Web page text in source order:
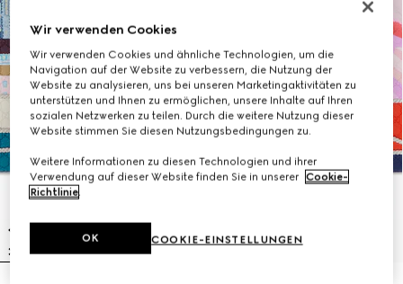
Wir verwenden Cookies
Wir verwenden Cookies und ähnliche Technologien, um die
Navigation auf der Website zu verbessern, die Nutzung der
Website zu analysieren, uns bei unseren Marketingaktivitäten zu
unterstützen und Ihnen zu ermöglichen, unsere Inhalte auf Ihren
sozialen Netzwerken zu teilen. Durch die weitere Nutzung dieser
Website stimmen Sie diesen Nutzungsbedingungen zu.
Weitere Informationen zu diesen Technologien und ihrer
Verwendung auf dieser Website finden Sie in unserer Cookie-
Richtlinie.
COOKIE-EINSTELLUNGEN
OK